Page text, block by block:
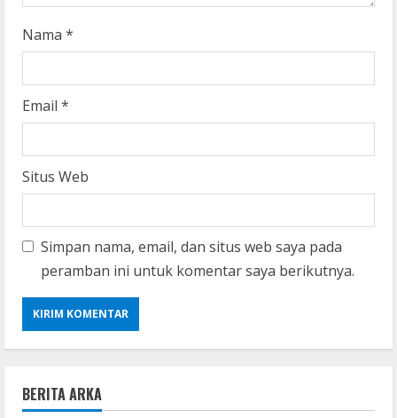
Nama *
Email *
Situs Web
Simpan nama, email, dan situs web saya pada
peramban ini untuk komentar saya berikutnya.
BERITA ARKA